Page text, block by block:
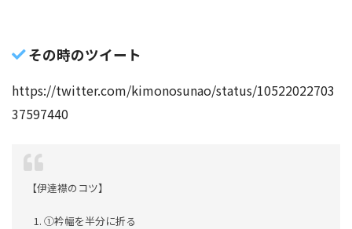
その時のツイート
https://twitter.com/kimonosunao/status/10522022703
37597440
【伊達襟のコツ】
①衿幅を半分に折る